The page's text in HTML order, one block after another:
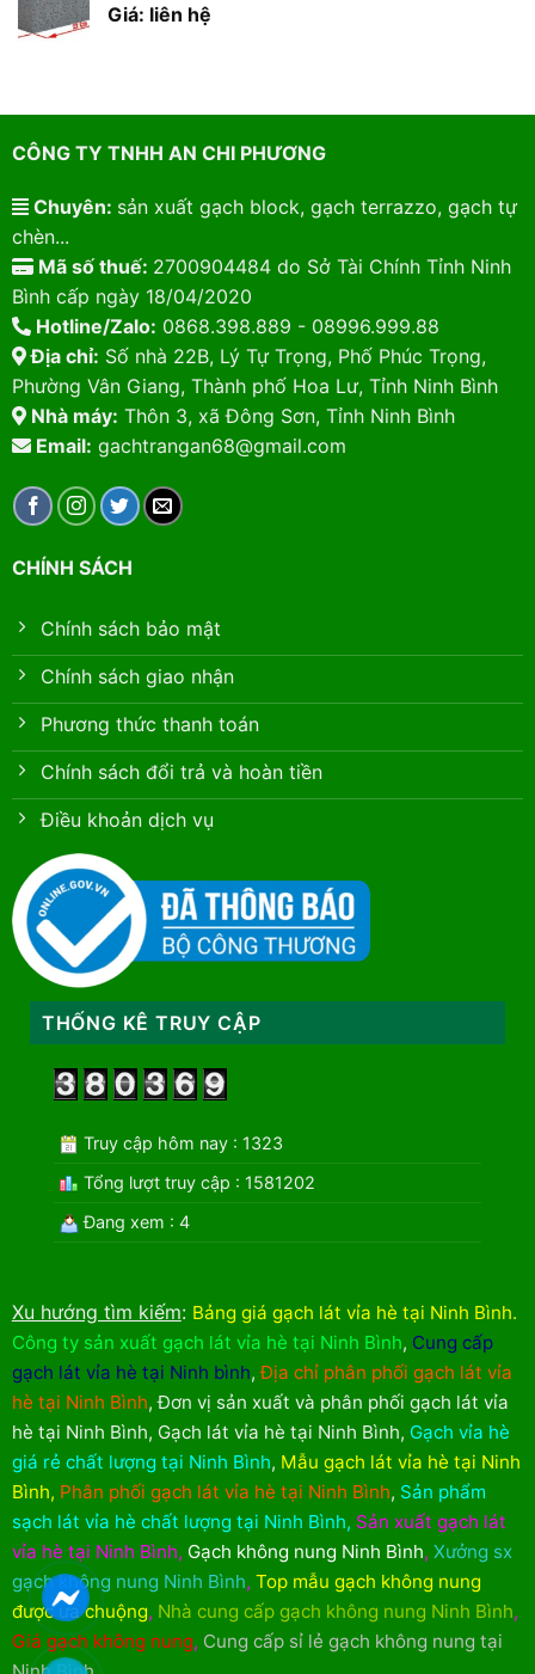
Giá: liên hệ
CÔNG TY TNHH AN CHI PHƯƠNG
Chuyên: sản xuất gạch block, gạch terrazzo, gạch tự
chèn...
Mã số thuế: 2700904484 do Sở Tài Chính Tỉnh Ninh
Bình cấp ngày 18/04/2020
Hotline/Zalo: 0868.398.889 - 08996.999.88
Địa chỉ: Số nhà 22B, Lý Tự Trọng, Phố Phúc Trọng,
Phường Vân Giang, Thành phố Hoa Lư, Tỉnh Ninh Bình
Nhà máy: Thôn 3, xã Đông Sơn, Tỉnh Ninh Bình
Email: gachtrangan68@gmail.com
CHÍNH SÁCH
Chính sách bảo mật
Chính sách giao nhận
Phương thức thanh toán
Chính sách đổi trả và hoàn tiền
Điều khoản dịch vụ
THỐNG KÊ TRUY CẬP
Truy cập hôm nay : 1323
Tổng lượt truy cập : 1581202
Đang xem : 4
Xu hướng tìm kiếm: Bảng giá gạch lát vỉa hè tại Ninh Bình.
Công ty sản xuất gạch lát vỉa hè tại Ninh Bình, Cung cấp
gạch lát vỉa hè tại Ninh bình,Địa chỉ phân phối gạch lát vỉa
hè tại Ninh Bình,Đơn vị sản xuất và phân phối gạch lát vỉa
hè tại Ninh Bình, Gạch lát vỉa hè tại Ninh Bình, Gạch vỉa hè
giá rẻ chất lượng tại Ninh Bình, Mẫu gạch lát vỉa hè tại Ninh
Bình, Phân phối gạch lát vỉa hè tại Ninh Bình, Sản phẩm
sạch lát vỉa hè chất lượng tại Ninh Bình, Sản xuất gạch lát
vỉa hè tại Ninh Bình, Gạch không nung Ninh Bình, Xưởng sx
gạch không nung Ninh Bình, Top mẫu gạch không nung
được ưa chuộng, Nhà cung cấp gạch không nung Ninh Bình,
Giá gạch không nung, Cung cấp sỉ lẻ gạch không nung tại